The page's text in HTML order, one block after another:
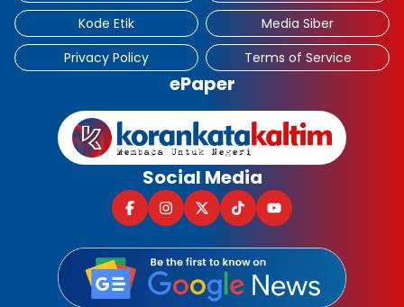
Kode Etik
Media Siber
Privacy Policy
Terms of Service
ePaper
Social Media